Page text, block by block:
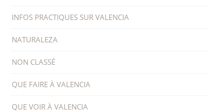
INFOS PRACTIQUES SUR VALENCIA
NATURALEZA
NON CLASSÉ
QUE FAIRE À VALENCIA
QUE VOIR À VALENCIA